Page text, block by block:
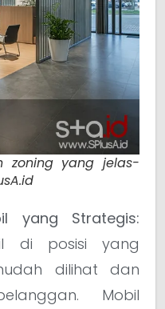
zoning yang jelas-
yang Strategis:
di posisi yang
dilihat dan
Mobil